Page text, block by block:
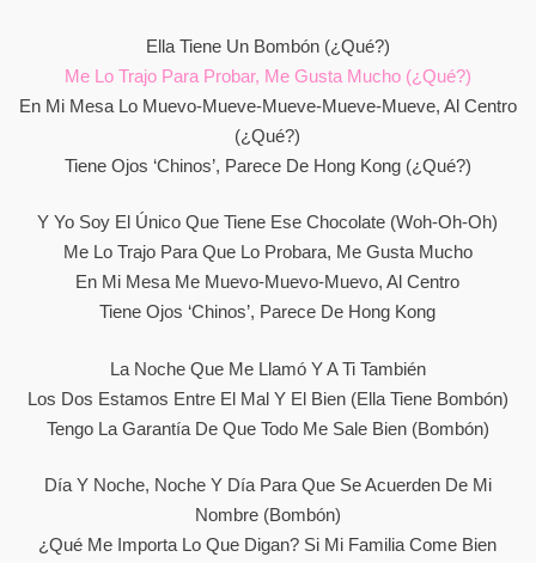
Ella Tiene Un Bombón (¿Qué?)
Me Lo Trajo Para Probar, Me Gusta Mucho (¿Qué?)
En Mi Mesa Lo Muevo-Mueve-Mueve-Mueve-Mueve, Al Centro
(¿Qué?)
Tiene Ojos ‘chinos’, Parece De Hong Kong (¿Qué?)
Y Yo Soy El Único Que Tiene Ese Chocolate (Woh-Oh-Oh)
Me Lo Trajo Para Que Lo Probara, Me Gusta Mucho
En Mi Mesa Me Muevo-Muevo-Muevo, Al Centro
Tiene Ojos ‘chinos’, Parece De Hong Kong
La Noche Que Me Llamó Y A Ti También
Los Dos Estamos Entre El Mal Y El Bien (Ella Tiene Bombón)
Tengo La Garantía De Que Todo Me Sale Bien (Bombón)
Día Y Noche, Noche Y Día Para Que Se Acuerden De Mi
Nombre (Bombón)
¿Qué Me Importa Lo Que Digan? Si Mi Familia Come Bien